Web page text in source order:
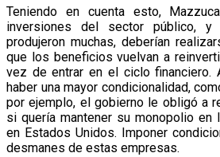
Teniendo en cuenta esto,
inversiones del sector público,
produjeron muchas, deberían
que los beneficios vuelvan a
vez de entrar en el ciclo financiero.
haber una mayor condicionalidad,
por ejemplo, el gobierno le obligó a
si quería mantener su monopolio en
en Estados Unidos. Imponer
desmanes de estas empresas.